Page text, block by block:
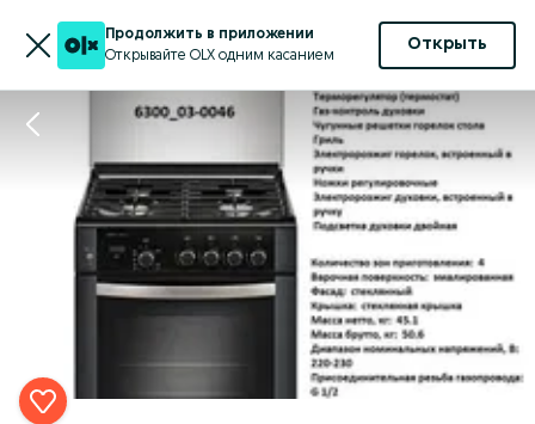
Продолжить в приложении
Открывайте OLX одним касанием
Открыть